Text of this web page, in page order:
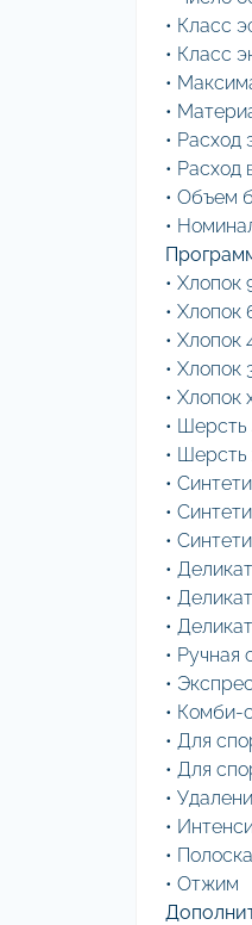
• Класс
• Класс
•
•
• Расход
• Расход
• Объем
•
•
• Хлопок
• Хлопок
• Хлопок
• Хлопок
• Шерсть
• Шерсть
•
•
•
•
•
•
• Ручная
•
• Комби-
• Для
• Для
•
•
•
• Отжим